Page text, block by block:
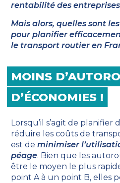
rentabilité des
Mais alors, quelles sont
pour planifier
le transport routier en
MOINS
D’ÉCONOMIES !
Lorsqu’il s’agit de planifier
réduire les coûts de
est deminimiser
péage. Bien que les
être le moyen le plus
point A à un point B, elles